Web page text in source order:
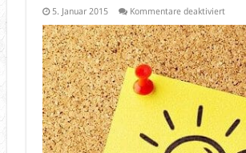
5. Januar 2015 Kommentare deaktiviertfür
–